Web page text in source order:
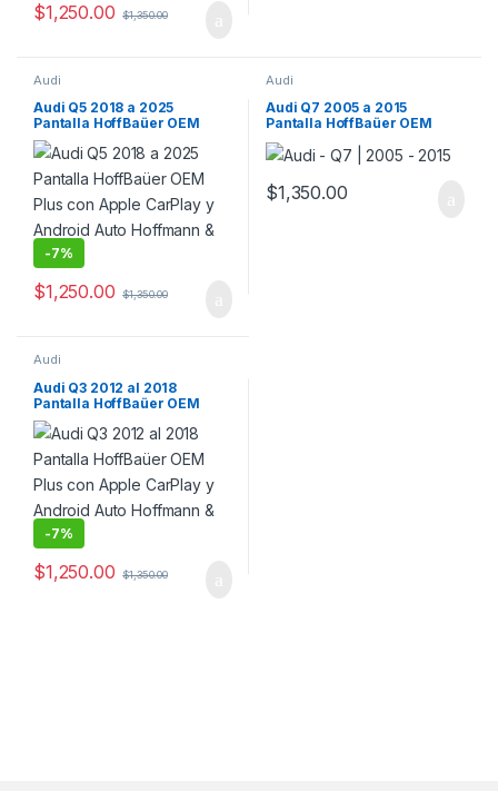
$1,250.00 $1,350.00
Audi
Audi Q5 2018 a 2025
Pantalla HoffBaüer OEM
Plus con Apple CarPlay y
Android Auto Hoffmann &
Baüer
-7%
$1,250.00 $1,350.00
Audi
Audi Q7 2005 a 2015
Pantalla HoffBaüer OEM
Plus con Apple CarPlay y
Android Auto Hoffmann &
$1,350.00
Audi
Audi Q3 2012 al 2018
Pantalla HoffBaüer OEM
Plus con Apple CarPlay y
Android Auto Hoffmann &
Baüer
-7%
$1,250.00 $1,350.00